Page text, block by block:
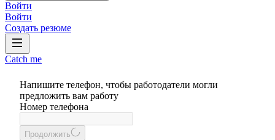
Войти
Войти
Создать резюме
Catch me
Напишите телефон, чтобы работодатели могли
предложить вам работу
Номер телефона
Продолжить